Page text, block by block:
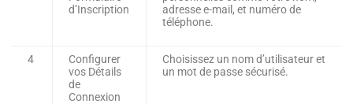
d’Inscription
adresse e-mail, et numéro de
téléphone.
4
Configurer
vos Détails
de
Connexion
Choisissez un nom d’utilisateur et
un mot de passe sécurisé.